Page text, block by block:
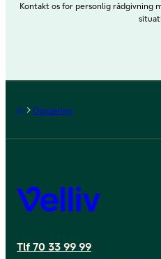
Kontakt os for personlig rådgivning
Forside
Opsparing
Velliv
Tlf 70 33 99 99